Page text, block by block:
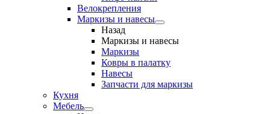
Велокрепления
Маркизы и навесы
Назад
Маркизы и навесы
Маркизы
Ковры в палатку
Навесы
Запчасти для маркизы
Кухня
Мебель